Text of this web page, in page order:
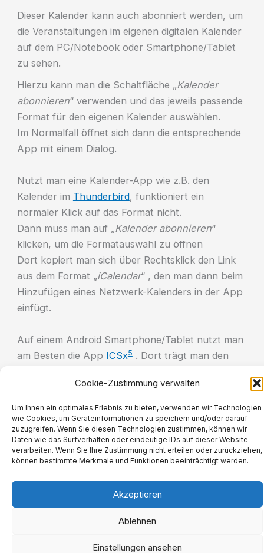
Cookie-Zustimmung verwalten
Um Ihnen ein optimales Erlebnis zu bieten, verwenden wir Technologien
wie Cookies, um Geräteinformationen zu speichern und/oder darauf
zuzugreifen. Wenn Sie diesen Technologien zustimmen, können wir
Daten wie das Surfverhalten oder eindeutige IDs auf dieser Website
verarbeiten. Wenn Sie Ihre Zustimmung nicht erteilen oder zurückziehen,
können bestimmte Merkmale und Funktionen beeinträchtigt werden.
Akzeptieren
Ablehnen
Einstellungen ansehen
Dieser Kalender kann auch abonniert werden, um
die Veranstaltungen im eigenen digitalen Kalender
auf dem PC/Notebook oder Smartphone/Tablet
zu sehen.
Hierzu kann man die Schaltfläche „Kalender
abonnieren“ verwenden und das jeweils passende
Format für den eigenen Kalender auswählen.
Im Normalfall öffnet sich dann die entsprechende
App mit einem Dialog.
Nutzt man eine Kalender-App wie z.B. den
Kalender im Thunderbird, funktioniert ein
normaler Klick auf das Format nicht.
Dann muss man auf „Kalender abonnieren“
klicken, um die Formatauswahl zu öffnen
Dort kopiert man sich über Rechtsklick den Link
aus dem Format „iCalendar“ , den man dann beim
Hinzufügen eines Netzwerk-Kalenders in der App
einfügt.
Auf einem Android Smartphone/Tablet nutzt man
am Besten die App ICSx5. Dort trägt man den
kopierten Link ein.
Impressum
Datenschutzerklärung
Copyright © 2026 Lincoln-Siedlung